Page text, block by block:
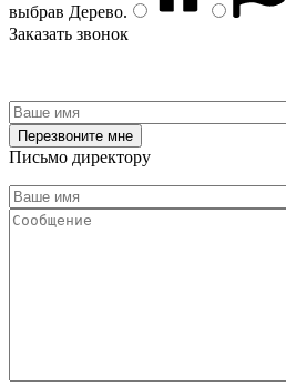
выбрав Дерево.
Заказать звонок
Письмо директору